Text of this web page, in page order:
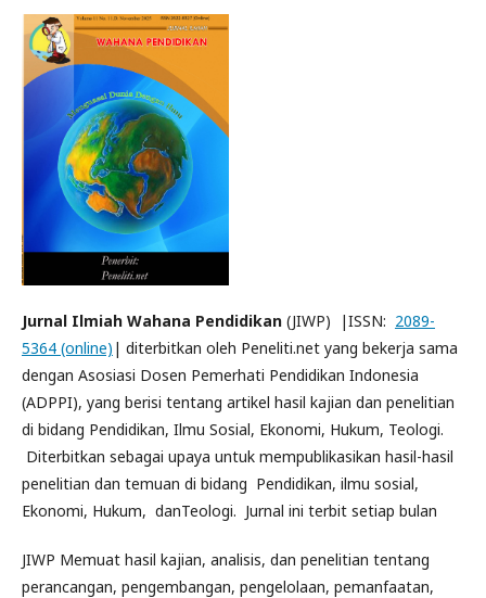
Jurnal Ilmiah Wahana Pendidikan (JIWP) |ISSN: 2089-
5364 (online) | diterbitkan oleh Peneliti.net yang bekerja sama
dengan Asosiasi Dosen Pemerhati Pendidikan Indonesia
(ADPPI), yang berisi tentang artikel hasil kajian dan penelitian
di bidang Pendidikan, Ilmu Sosial, Ekonomi, Hukum, Teologi.
Diterbitkan sebagai upaya untuk mempublikasikan hasil-hasil
penelitian dan temuan di bidang Pendidikan, ilmu sosial,
Ekonomi, Hukum, danTeologi. Jurnal ini terbit setiap bulan
JIWP Memuat hasil kajian, analisis, dan penelitian tentang
perancangan, pengembangan, pengelolaan, pemanfaatan,